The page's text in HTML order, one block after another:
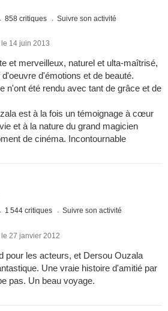
858 critiques Suivre son activité
le 14 juin 2013
et merveilleux, naturel et ulta-maîtrisé,
d'émotions et de beauté.
n'ont été rendu avec tant de grâce et de
est à la fois un témoignage à cœur
et à la nature du grand magicien
de cinéma. Incontournable
1 544 critiques Suivre son activité
27 janvier 2012
pour les acteurs, et Dersou Ouzala
Une vraie histoire d'amitié par
pas. Un beau voyage.